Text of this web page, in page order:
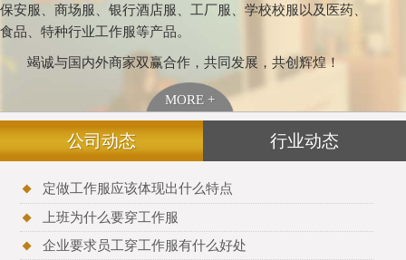
保安服、商场服、银行酒店服、工厂服、学校校服以及医药、
食品、特种行业工作服等产品。
竭诚与国内外商家双赢合作，共同发展，共创辉煌！
MORE +
公司动态 行业动态
定做工作服应该体现出什么特点
上班为什么要穿工作服
企业要求员工穿工作服有什么好处